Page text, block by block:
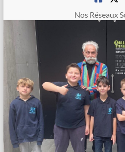
Nos Réseaux